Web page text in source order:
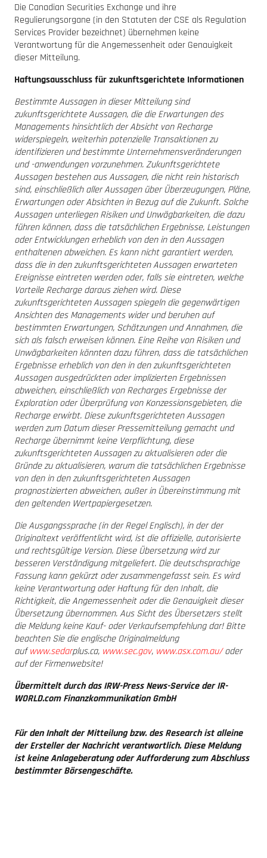
Die Canadian Securities Exchange und ihre
Regulierungsorgane (in den Statuten der CSE als Regulation
Services Provider bezeichnet) übernehmen keine
Verantwortung für die Angemessenheit oder Genauigkeit
dieser Mitteilung.
Haftungsausschluss für zukunftsgerichtete Informationen
Bestimmte Aussagen in dieser Mitteilung sind
zukunftsgerichtete Aussagen, die die Erwartungen des
Managements hinsichtlich der Absicht von Recharge
widerspiegeln, weiterhin potenzielle Transaktionen zu
identifizieren und bestimmte Unternehmensveränderungen
und -anwendungen vorzunehmen. Zukunftsgerichtete
Aussagen bestehen aus Aussagen, die nicht rein historisch
sind, einschließlich aller Aussagen über Überzeugungen, Pläne,
Erwartungen oder Absichten in Bezug auf die Zukunft. Solche
Aussagen unterliegen Risiken und Unwägbarkeiten, die dazu
führen können, dass die tatsächlichen Ergebnisse, Leistungen
oder Entwicklungen erheblich von den in den Aussagen
enthaltenen abweichen. Es kann nicht garantiert werden,
dass die in den zukunftsgerichteten Aussagen erwarteten
Ereignisse eintreten werden oder, falls sie eintreten, welche
Vorteile Recharge daraus ziehen wird. Diese
zukunftsgerichteten Aussagen spiegeln die gegenwärtigen
Ansichten des Managements wider und beruhen auf
bestimmten Erwartungen, Schätzungen und Annahmen, die
sich als falsch erweisen können. Eine Reihe von Risiken und
Unwägbarkeiten könnten dazu führen, dass die tatsächlichen
Ergebnisse erheblich von den in den zukunftsgerichteten
Aussagen ausgedrückten oder implizierten Ergebnissen
abweichen, einschließlich von Recharges Ergebnisse der
Exploration oder Überprüfung von Konzessionsgebieten, die
Recharge erwirbt. Diese zukunftsgerichteten Aussagen
werden zum Datum dieser Pressemitteilung gemacht und
Recharge übernimmt keine Verpflichtung, diese
zukunftsgerichteten Aussagen zu aktualisieren oder die
Gründe zu aktualisieren, warum die tatsächlichen Ergebnisse
von den in den zukunftsgerichteten Aussagen
prognostizierten abweichen, außer in Übereinstimmung mit
den geltenden Wertpapiergesetzen.
Die Ausgangssprache (in der Regel Englisch), in der der
Originaltext veröffentlicht wird, ist die offizielle, autorisierte
und rechtsgültige Version. Diese Übersetzung wird zur
besseren Verständigung mitgeliefert. Die deutschsprachige
Fassung kann gekürzt oder zusammengefasst sein. Es wird
keine Verantwortung oder Haftung für den Inhalt, die
Richtigkeit, die Angemessenheit oder die Genauigkeit dieser
Übersetzung übernommen. Aus Sicht des Übersetzers stellt
die Meldung keine Kauf- oder Verkaufsempfehlung dar! Bitte
beachten Sie die englische Originalmeldung
aufwww.sedarplus.ca, www.sec.gov, www.asx.com.au/oder
auf der Firmenwebsite!
Übermittelt durch das IRW-Press News-Service der IR-
WORLD.com Finanzkommunikation GmbH
Für den Inhalt der Mitteilung bzw. des Research ist alleine
der Ersteller der Nachricht verantwortlich. Diese Meldung
ist keine Anlageberatung oder Aufforderung zum Abschluss
bestimmter Börsengeschäfte.